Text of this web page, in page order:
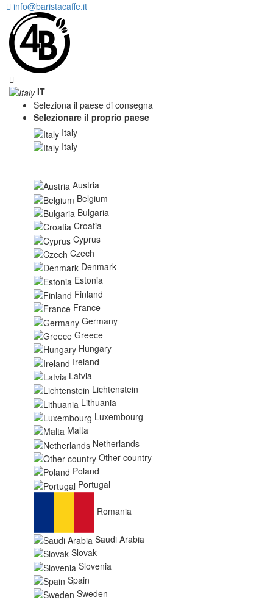
info@baristacaffe.it
IT
Seleziona il paese di consegna
Selezionare il proprio paese
Italy
Italy
Austria
Belgium
Bulgaria
Croatia
Cyprus
Czech
Denmark
Estonia
Finland
France
Germany
Greece
Hungary
Ireland
Latvia
Lichtenstein
Lithuania
Luxembourg
Malta
Netherlands
Other country
Poland
Portugal
Romania
Saudi Arabia
Slovak
Slovenia
Spain
Sweden